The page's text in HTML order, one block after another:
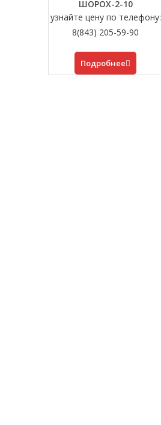
ШОРОХ-2-10
узнайте цену по телефону:
8(843) 205-59-90
Подробнее